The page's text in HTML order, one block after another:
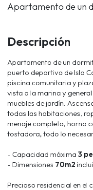
Apartamento de un
Descripción
Apartamento de un
puerto deportivo de Isla
piscina comunitaria y
vista a la marina y
muebles de jardín.
todas las habitaciones,
menaje completo, horno
tostadora, todo lo
- Capacidad máxima 3
- Dimensiones 70m2
Precioso residencial en el